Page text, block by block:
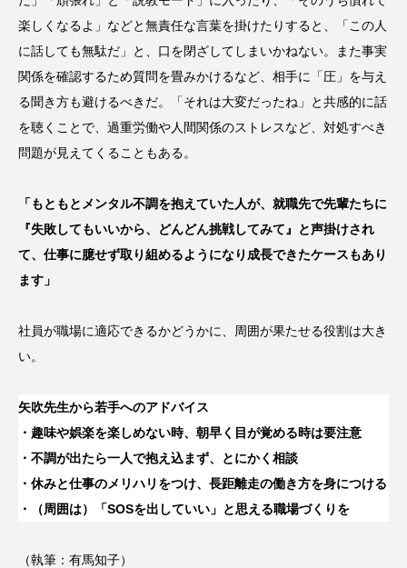
楽しくなるよ」などと無責任な言葉を掛けたりすると、「この人
に話しても無駄だ」と、口を閉ざしてしまいかねない。また事実
関係を確認するため質問を畳みかけるなど、相手に「圧」を与え
る聞き方も避けるべきだ。「それは大変だったね」と共感的に話
を聴くことで、過重労働や人間関係のストレスなど、対処すべき
問題が見えてくることもある。
「もともとメンタル不調を抱えていた人が、就職先で先輩たちに
『失敗してもいいから、どんどん挑戦してみて』と声掛けされ
て、仕事に臆せず取り組めるようになり成長できたケースもあり
ます」
社員が職場に適応できるかどうかに、周囲が果たせる役割は大き
い。
矢吹先生から若手へのアドバイス
・趣味や娯楽を楽しめない時、朝早く目が覚める時は要注意
・不調が出たら一人で抱え込まず、とにかく相談
・休みと仕事のメリハリをつけ、長距離走の働き方を身につける
・（周囲は）「SOSを出していい」と思える職場づくりを
（執筆：有馬知子）